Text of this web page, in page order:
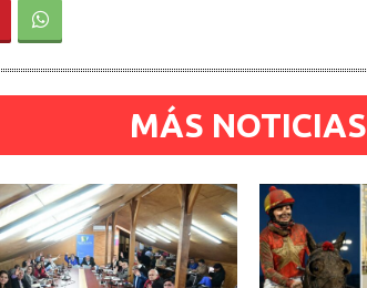
MÁS NOTICIAS